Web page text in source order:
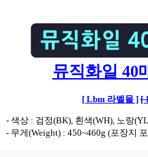
뮤직화일 40
[ Lbm 라벨몰 ] [
- 색상 : 검정(BK), 흰색(WH), 노랑
- 무게(Weight) : 450~460g (포장지